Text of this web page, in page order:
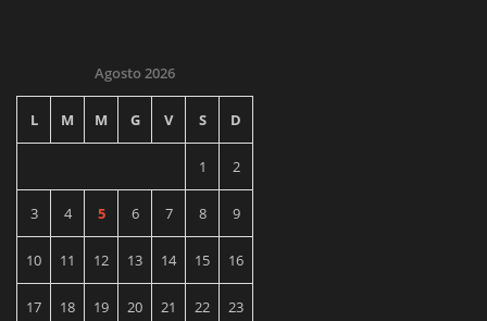
Agosto 2026
L M M G V S D
1 2
3 4 5 6 7 8 9
10 11 12 13 14 15 16
17 18 19 20 21 22 23